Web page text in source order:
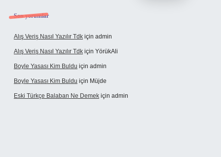
Son yorumlar
Alış Veriş Nasıl Yazılır Tdk için admin
Alış Veriş Nasıl Yazılır Tdk için YörükAli
Boyle Yasası Kim Buldu için admin
Boyle Yasası Kim Buldu için Müjde
Eski Türkçe Balaban Ne Demek için admin